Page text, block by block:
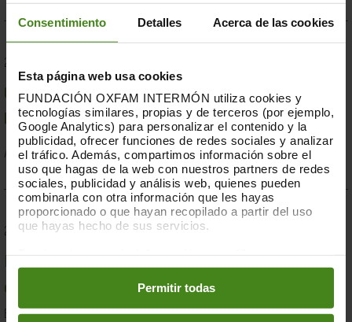
Consentimiento Detalles Acerca de las cookies
Esta página web usa cookies
FUNDACIÓN OXFAM INTERMÓN utiliza cookies y
tecnologías similares, propias y de terceros (por ejemplo,
Google Analytics) para personalizar el contenido y la
publicidad, ofrecer funciones de redes sociales y analizar
el tráfico. Además, compartimos información sobre el
uso que hagas de la web con nuestros partners de redes
sociales, publicidad y análisis web, quienes pueden
combinarla con otra información que les hayas
proporcionado o que hayan recopilado a partir del uso
que hayas hecho de sus servicios.
preferencias accediendo a nuestraPolítica de Cookieso
en los botones facilitados a continuación:
Permitir todas
23.07.2019
Compromesos o complaents: una resposta fallida a
la crisi per sequera a la Banya d'Àfrica de 2019
Acció Humanitària-Resiliència i Mitjans de Vida
28.03.2019
desigualtat a Espanya
En el marc de la lluita contra la desigualtat, Oxfam Intermón ha